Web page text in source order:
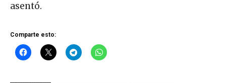
asentó.
Comparte esto: